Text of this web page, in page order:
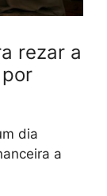
rezar a
dia
a